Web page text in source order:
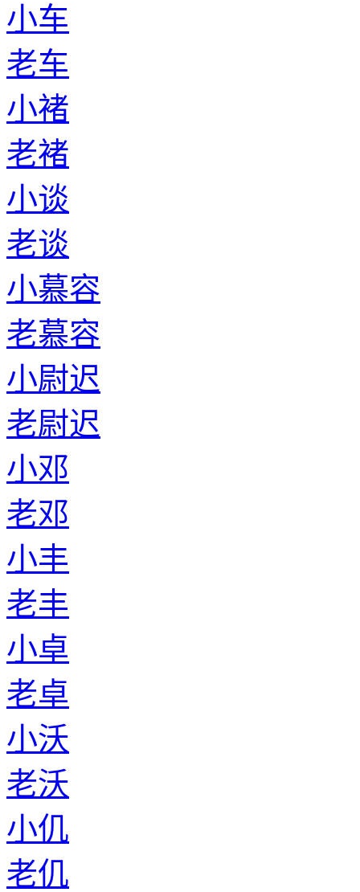
小车
老车
小褚
老褚
小谈
老谈
小慕容
老慕容
小尉迟
老尉迟
小邓
老邓
小丰
老丰
小卓
老卓
小沃
老沃
小仉
老仉